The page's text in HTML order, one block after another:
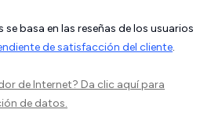
basa en las reseñas de los usuarios
de satisfacción del cliente.
de Internet? Da clic aquípara
de datos.